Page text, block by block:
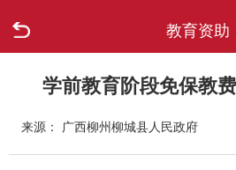
教育资助
走进柳城
新闻中心
学前教育阶段免保教
来源： 广西柳州柳城县人民政府